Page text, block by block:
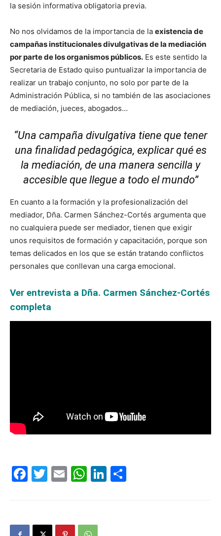
la sesión informativa obligatoria previa.
No nos olvidamos de la importancia de la existencia de
campañas institucionales divulgativas de la mediación
por parte de los organismos públicos. Es este sentido la
Secretaria de Estado quiso puntualizar la importancia de
realizar un trabajo conjunto, no solo por parte de la
Administración Pública, si no también de las asociaciones
de mediación, jueces, abogados…
“Una campaña divulgativa tiene que tener
una finalidad pedagógica, explicar qué es
la mediación, de una manera sencilla y
accesible que llegue a todo el mundo”
En cuanto a la formación y la profesionalización del
mediador, Dña. Carmen Sánchez-Cortés argumenta que
no cualquiera puede ser mediador, tienen que exigir
unos requisitos de formación y capacitación, porque son
temas delicados en los que se están tratando conflictos
personales que conllevan una carga emocional.
Ver entrevista a Dña. Carmen Sánchez-Cortés
completa
Facebook
Twitter
EmailWhatsApp
LinkedIn